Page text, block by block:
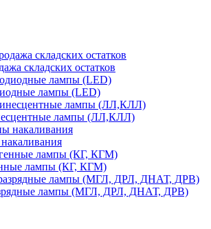
складских остатков
лампы (LED)
лампы (ЛЛ,КЛЛ)
лампы (КГ, КГМ)
лампы (МГЛ, ДРЛ, ДНАТ, ДРВ)